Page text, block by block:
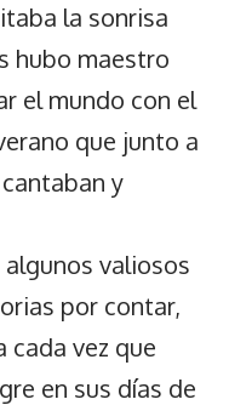
la sonrisa
hubo maestro
el mundo con el
que junto a
y
valiosos
por contar,
cada vez que
en sus días de